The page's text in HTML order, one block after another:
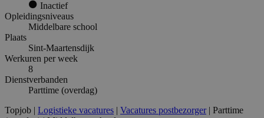
Inactief
Opleidingsniveaus
Middelbare school
Plaats
Sint-Maartensdijk
Werkuren per week
8
Dienstverbanden
Parttime (overdag)
Topjob | Logistieke vacatures | Vacatures postbezorger| Parttime